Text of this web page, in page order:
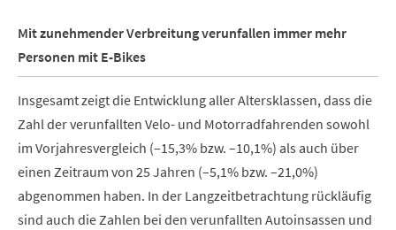
Mit zunehmender Verbreitung verunfallen immer mehr
Personen mit E-Bikes
Insgesamt zeigt die Entwicklung aller Altersklassen, dass die
Zahl der verunfallten Velo- und Motorradfahrenden sowohl
im Vorjahresvergleich (–15,3% bzw. –10,1%) als auch über
einen Zeitraum von 25 Jahren (–5,1% bzw. –21,0%)
abgenommen haben. In der Langzeitbetrachtung rückläufig
sind auch die Zahlen bei den verunfallten Autoinsassen und